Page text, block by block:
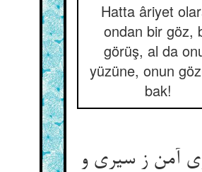
Hatta âriyet
ondan bir göz,
görüş, al da
yüzüne, onun
bak!
آمن ز سیری و